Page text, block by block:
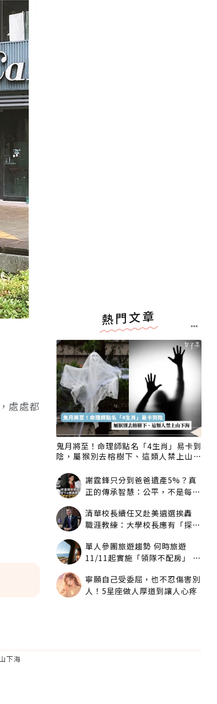
處處都
熱門文章
鬼月將至！命理師點名「4生肖」易卡到
陰，屬猴別去榕樹下、這類人禁上山下
謝霆鋒只分到爸爸遺產5%？真
正的傳承智慧：公平，不是每個
清華校長續任又赴美遴選挨轟
職涯教練：大學校長應有「探
單人參團旅遊趨勢 何時旅遊
11/11起實施「領隊不配房」 落
寧願自己受委屈，也不忍傷害別
人！5星座做人厚道到讓人心疼
下海